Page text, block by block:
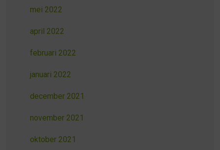
mei 2022
april 2022
februari 2022
januari 2022
december 2021
november 2021
oktober 2021